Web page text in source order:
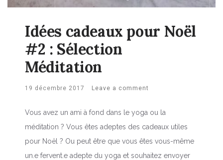
Idées cadeaux pour Noël
#2 : Sélection
Méditation
19 décembre 2017 Leave a comment
Vous avez un ami à fond dans le yoga ou la
méditation ? Vous êtes adeptes des cadeaux utiles
pour Noël ? Ou peut être que vous êtes vous-même
un.e fervent.e adepte du yoga et souhaitez envoyer